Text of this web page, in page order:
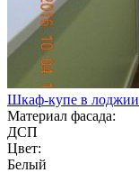
Шкаф-купе в лоджии
Материал фасада:
ДСП
Цвет:
Белый